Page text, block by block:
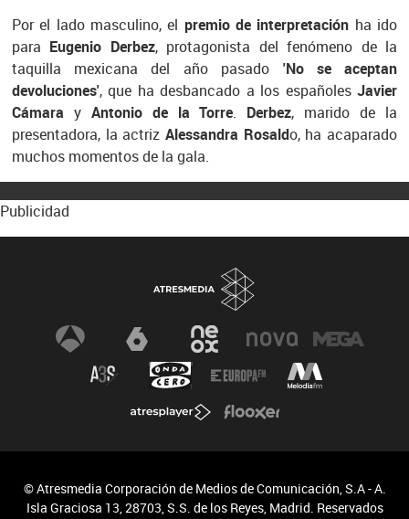
Por el lado masculino, el premio de interpretación ha ido
para Eugenio Derbez, protagonista del fenómeno de la
taquilla mexicana del año pasado 'No se aceptan
devoluciones', que ha desbancado a los españolesJavier
Cámara y Antonio de la Torre. Derbez, marido de la
presentadora, la actriz Alessandra Rosaldo, ha acaparado
muchos momentos de la gala.
Publicidad
© Atresmedia Corporación de Medios de Comunicación, S.A - A.
Isla Graciosa 13, 28703, S.S. de los Reyes, Madrid. Reservados